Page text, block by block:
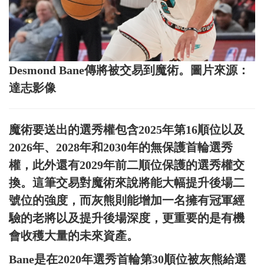
Desmond Bane傳將被交易到魔術。圖片來源：
達志影像
魔術要送出的選秀權包含2025年第16順位以及
2026年、2028年和2030年的無保護首輪選秀
權，此外還有2029年前二順位保護的選秀權交
換。這筆交易對魔術來說將能大幅提升後場二
號位的強度，而灰熊則能增加一名擁有冠軍經
驗的老將以及提升後場深度，更重要的是有機
會收穫大量的未來資產。
Bane是在2020年選秀首輪第30順位被灰熊給選